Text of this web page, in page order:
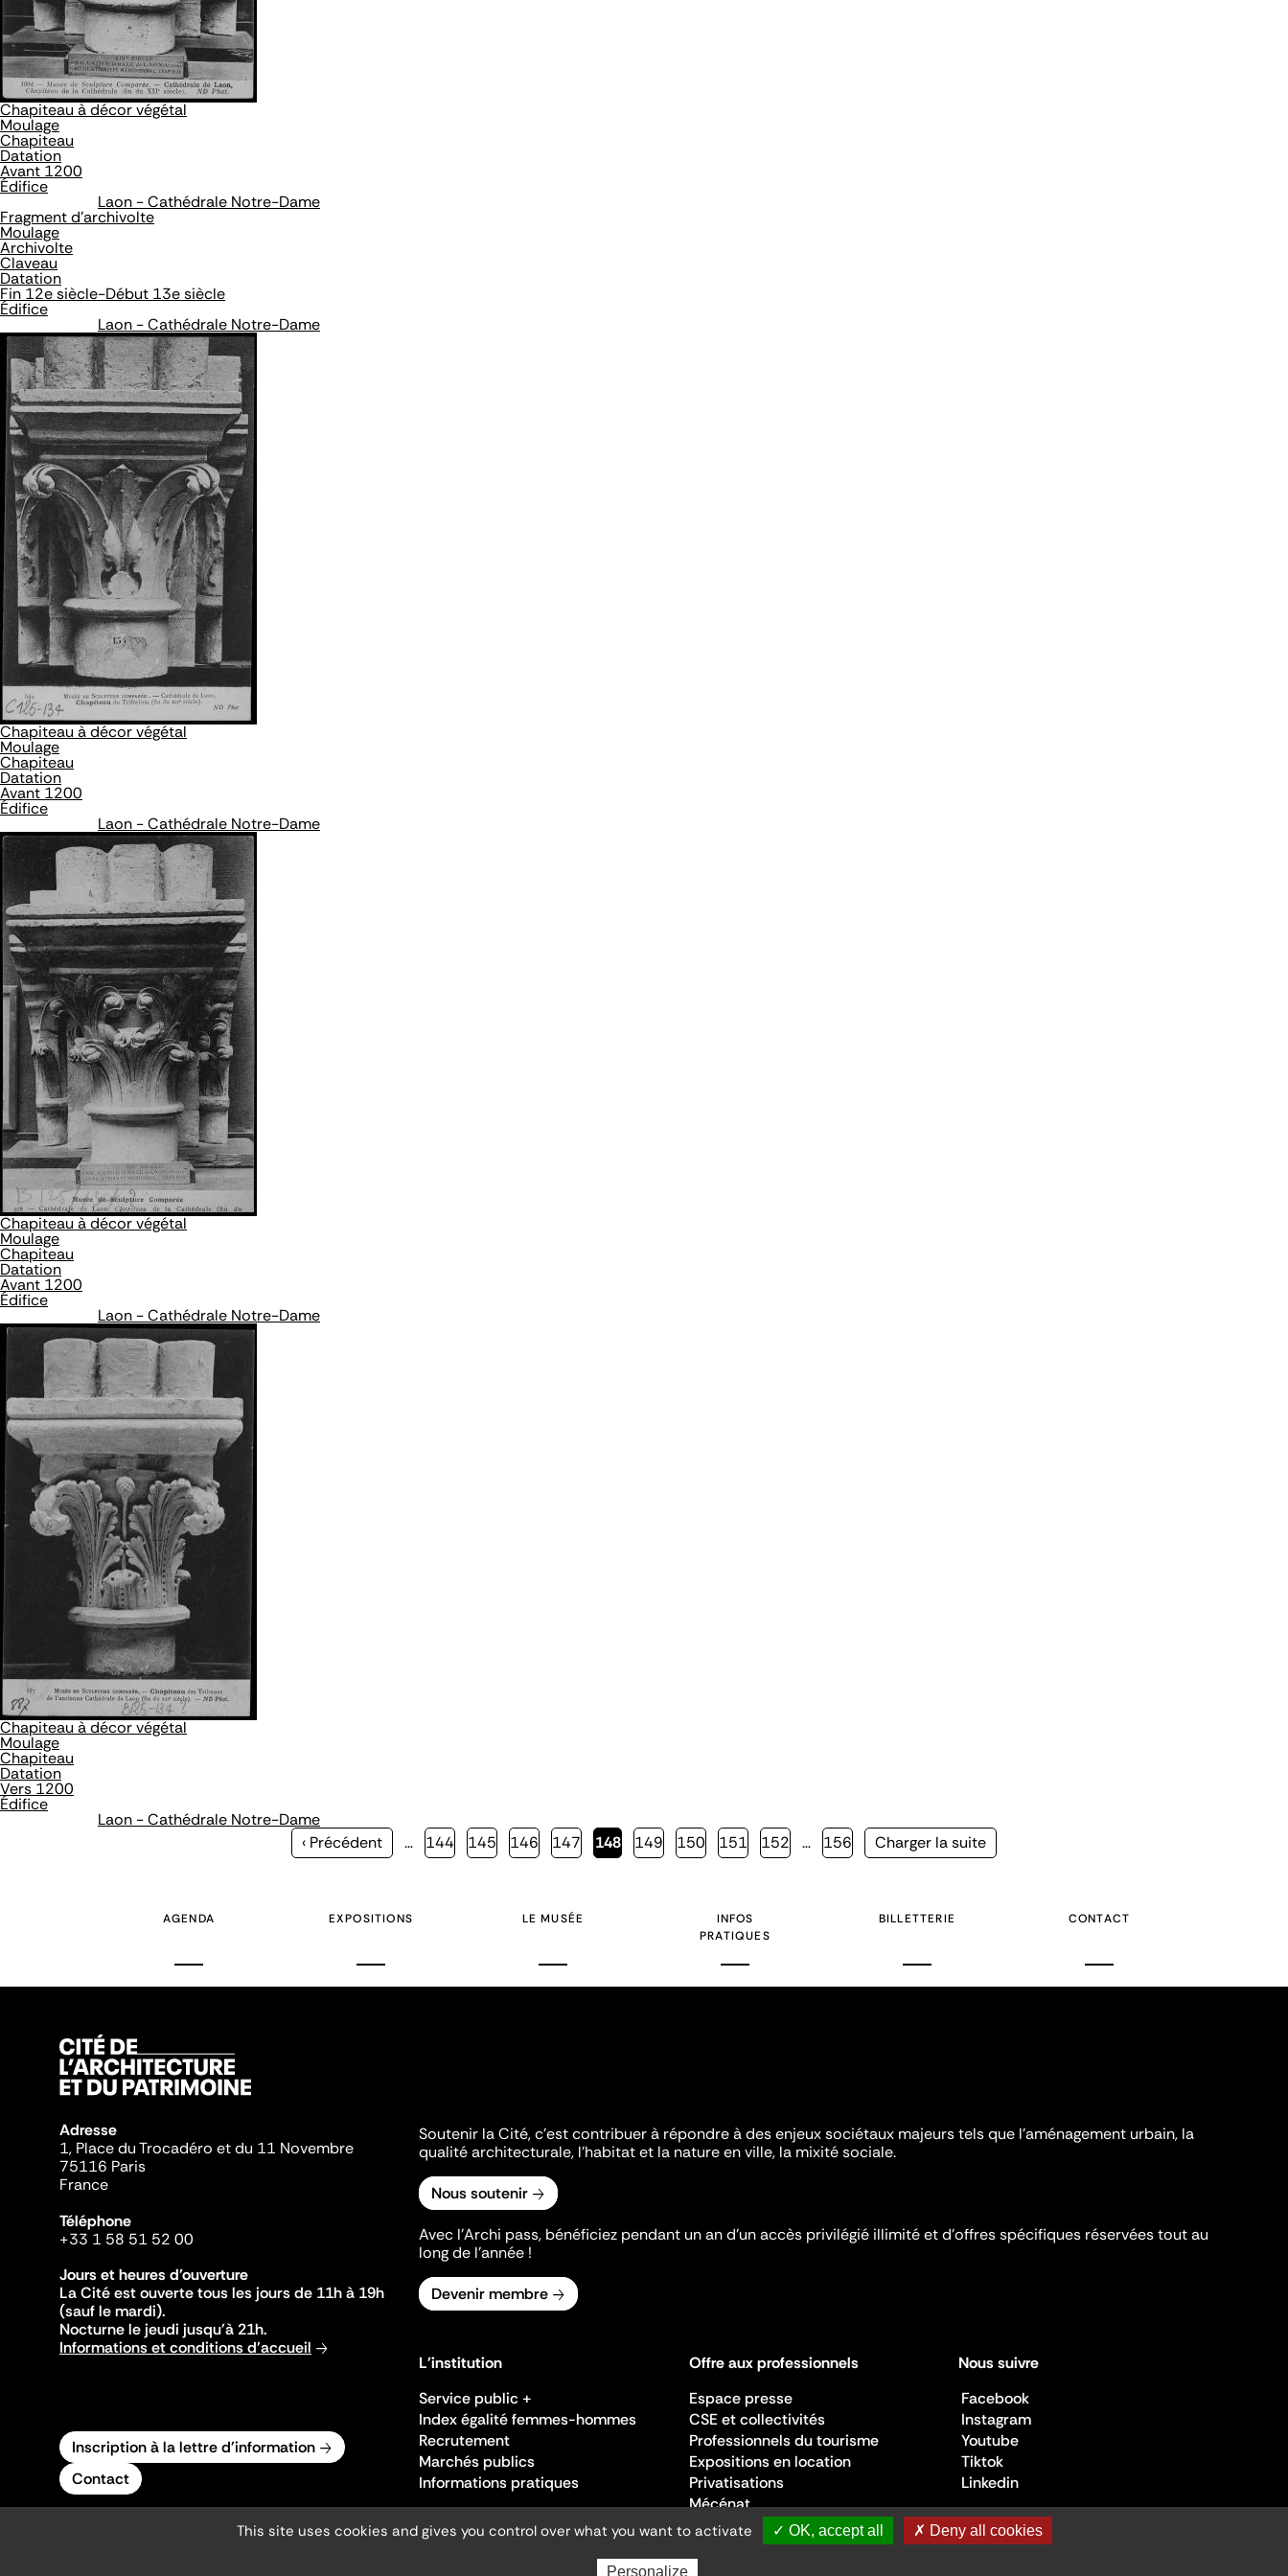
Chapiteau à décor végétal
Moulage
Chapiteau
Datation
Avant 1200
Édifice
Laon - Cathédrale Notre-Dame
Fragment d'archivolte
Moulage
Archivolte
Claveau
Datation
Fin 12e siècle-Début 13e siècle
Édifice
Laon - Cathédrale Notre-Dame
Chapiteau à décor végétal
Moulage
Chapiteau
Datation
Avant 1200
Édifice
Laon - Cathédrale Notre-Dame
Chapiteau à décor végétal
Moulage
Chapiteau
Datation
Avant 1200
Édifice
Laon - Cathédrale Notre-Dame
Chapiteau à décor végétal
Moulage
Chapiteau
Datation
Vers 1200
Édifice
Laon - Cathédrale Notre-Dame
Page
‹ Précédent … Page
144 Page
145 Page
146 Page
147
Page
148 Page
149 Page
150 Page
151 Page
152 … Page
156
Page
Charger la suite
AGENDA EXPOSITIONS LE MUSÉE
INFOS
PRATIQUES
BILLETTERIE CONTACT
Adresse
1, Place du Trocadéro et du 11 Novembre
75116 Paris
France
Téléphone
+33 1 58 51 52 00
Jours et heures d'ouverture
La Cité est ouverte tous les jours de 11h à 19h
(sauf le mardi).
Nocturne le jeudi jusqu'à 21h.
Informations et conditions d'accueil
Inscription à la lettre d'information
Contact
Soutenir la Cité, c'est contribuer à répondre à des enjeux sociétaux majeurs tels que l'aménagement urbain, la
qualité architecturale, l'habitat et la nature en ville, la mixité sociale.
Nous soutenir
Avec l’Archi pass, bénéficiez pendant un an d’un accès privilégié illimité et d’offres spécifiques réservées tout au
long de l’année !
Devenir membre
L'institution
Service public +
Index égalité femmes-hommes
Recrutement
Marchés publics
Informations pratiques
Offre aux professionnels
Espace presse
CSE et collectivités
Professionnels du tourisme
Expositions en location
Privatisations
Mécénat
Nous suivre
Facebook
Instagram
Youtube
Tiktok
Linkedin
This site uses cookies and gives you control over what you want to activate ✓ OK, accept all ✗ Deny all cookies
Personalize